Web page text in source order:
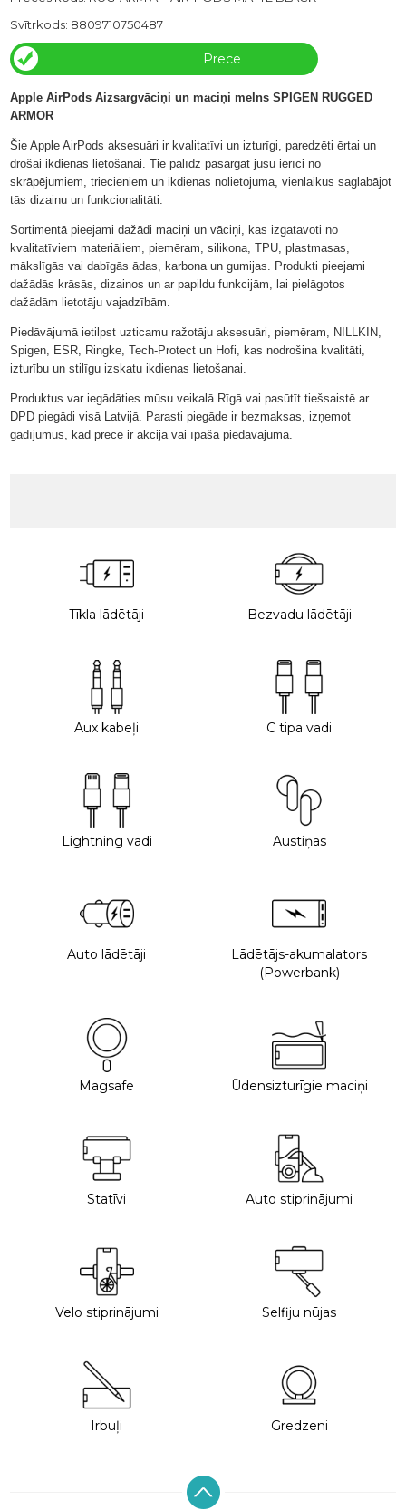
Svītrkods: 8809710750487
Prece
ir
Apple AirPods Aizsargvāciņi un maciņi melns SPIGEN RUGGED
ARMOR
Šie Apple AirPods aksesuāri ir kvalitatīvi un izturīgi, paredzēti ērtai un
drošai ikdienas lietošanai. Tie palīdz pasargāt jūsu ierīci no
skrāpējumiem, triecieniem un ikdienas nolietojuma, vienlaikus saglabājot
tās dizainu un funkcionalitāti.
Sortimentā pieejami dažādi maciņi un vāciņi, kas izgatavoti no
kvalitatīviem materiāliem, piemēram, silikona, TPU, plastmasas,
mākslīgās vai dabīgās ādas, karbona un gumijas. Produkti pieejami
dažādās krāsās, dizainos un ar papildu funkcijām, lai pielāgotos
dažādām lietotāju vajadzībām.
Piedāvājumā ietilpst uzticamu ražotāju aksesuāri, piemēram, NILLKIN,
Spigen, ESR, Ringke, Tech-Protect un Hofi, kas nodrošina kvalitāti,
izturību un stilīgu izskatu ikdienas lietošanai.
Produktus var iegādāties mūsu veikalā Rīgā vai pasūtīt tiešsaistē ar
DPD piegādi visā Latvijā. Parasti piegāde ir bezmaksas, izņemot
gadījumus, kad prece ir akcijā vai īpašā piedāvājumā.
Tīkla lādētāji Bezvadu lādētāji
Aux kabeļi C tipa vadi
Lightning vadi Austiņas
Auto lādētāji
Lādētājs-akumalators
(Powerbank)
Magsafe Ūdensizturīgie maciņi
Statīvi Auto stiprinājumi
Velo stiprinājumi Selfiju nūjas
Irbuļi Gredzeni